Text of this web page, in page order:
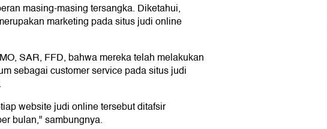
masing-masing tersangka. Diketahui,
marketing pada situs judi online
SAR, FFD, bahwa mereka telah melakukan
sebagai customer service pada situs judi
website judi online tersebut ditafsir
bulan," sambungnya.